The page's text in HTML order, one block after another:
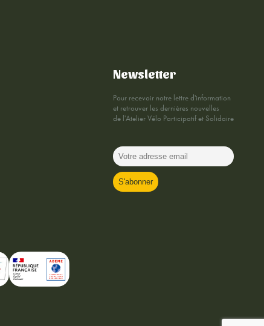
Newsletter
Pour recevoir notre lettre d'information
et retrouver les dernières nouvelles
de l'Atelier Vélo Participatif et Solidaire